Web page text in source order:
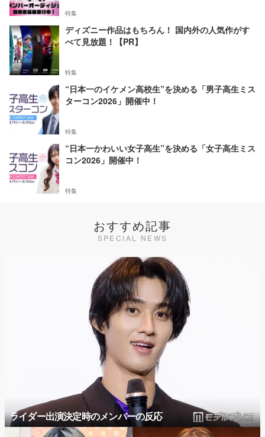
特集
ディズニー作品はもちろん！ 国内外の人気作がす
べて見放題！【PR】
特集
“日本一のイケメン高校生”を決める「男子高生ミス
ターコン2026」開催中！
特集
“日本一かわいい女子高生”を決める「女子高生ミス
コン2026」開催中！
特集
おすすめ記事
SPECIAL NEWS
ライダー出演決定時のメンバーの反応